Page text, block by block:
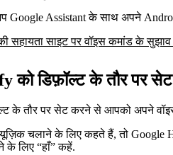
Google Assistant के साथ अपने
सहायता साइट पर वॉइस कमांड के सुझाव
को डिफ़ॉल्ट के तौर पर
के तौर पर सेट करने से आपको अपने
चलाने के लिए कहते हैं, तो Google
के लिए “हाँ” कहें.